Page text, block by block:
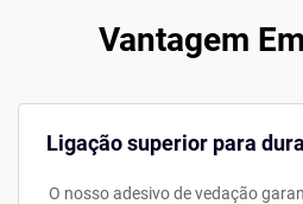
Vantagem
Ligação superior para
O nosso adesivo de vedação